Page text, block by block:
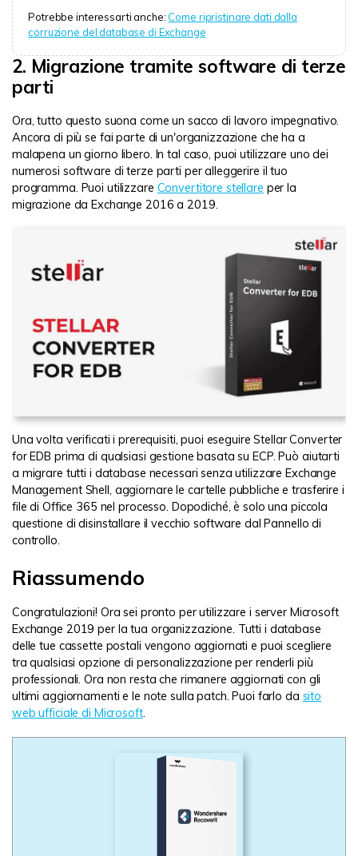
Potrebbe interessarti anche: Come ripristinare dati dalla
corruzione del database di Exchange
2. Migrazione tramite software di terze
parti
Ora, tutto questo suona come un sacco di lavoro impegnativo.
Ancora di più se fai parte di un'organizzazione che ha a
malapena un giorno libero. In tal caso, puoi utilizzare uno dei
numerosi software di terze parti per alleggerire il tuo
programma. Puoi utilizzare Convertitore stellare per la
migrazione da Exchange 2016 a 2019.
Una volta verificati i prerequisiti, puoi eseguire Stellar Converter
for EDB prima di qualsiasi gestione basata su ECP. Può aiutarti
a migrare tutti i database necessari senza utilizzare Exchange
Management Shell, aggiornare le cartelle pubbliche e trasferire i
file di Office 365 nel processo. Dopodiché, è solo una piccola
questione di disinstallare il vecchio software dal Pannello di
controllo.
Riassumendo
Congratulazioni! Ora sei pronto per utilizzare i server Microsoft
Exchange 2019 per la tua organizzazione. Tutti i database
delle tue cassette postali vengono aggiornati e puoi scegliere
tra qualsiasi opzione di personalizzazione per renderli più
professionali. Ora non resta che rimanere aggiornati con gli
ultimi aggiornamenti e le note sulla patch. Puoi farlo da sito
web ufficiale di Microsoft.